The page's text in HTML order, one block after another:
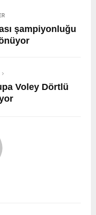
şampiyonluğu
Voley Dörtlü